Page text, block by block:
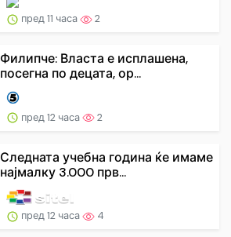
пред 11 часа 2
Филипче: Власта е исплашена,
посегна по децата, ор...
пред 12 часа 2
Следната учебна година ќе имаме
најмалку 3.000 прв...
пред 12 часа 4